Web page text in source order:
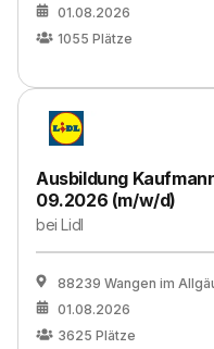
01.08.2026
1055 Plätze
Ausbildung
09.2026 (m/w/d)
beiLidl
88239 Wangen im
01.08.2026
3625 Plätze